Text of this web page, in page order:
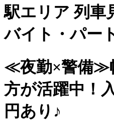
駅エリア 列車
バイト・パー
≪夜勤×警備≫
方が活躍中！
円あり♪